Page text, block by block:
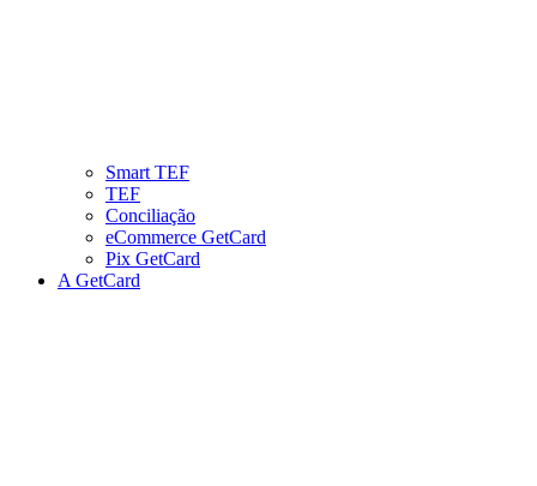
Smart TEF
TEF
Conciliação
eCommerce GetCard
Pix GetCard
A GetCard